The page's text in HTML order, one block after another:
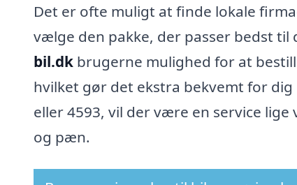
Det er ofte muligt at finde lokale
vælge den pakke, der passer bedst
bil.dk brugerne mulighed for at
hvilket gør det ekstra bekvemt for
eller 4593, vil der være en service
og pæn.